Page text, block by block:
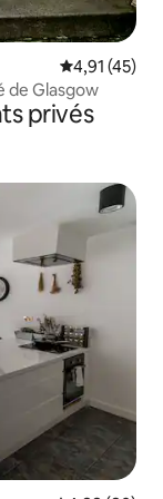
Évaluation
4,91 (45)
de Glasgow
privés